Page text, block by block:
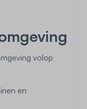
volop
en